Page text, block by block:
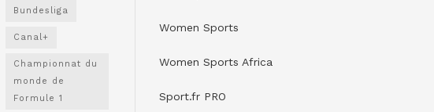
Bundesliga
Canal+
Championnat du
monde de
Formule 1
Women Sports
Women Sports Africa
Sport.fr PRO